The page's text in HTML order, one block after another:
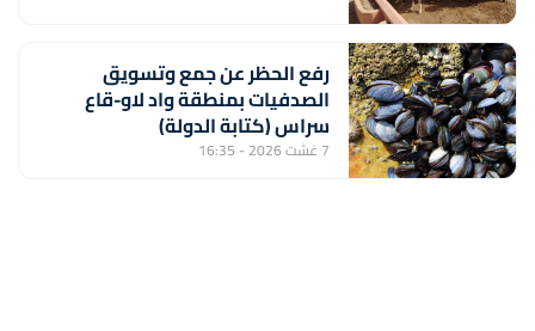
رفع الحظر عن جمع وتسويق
الصدفيات بمنطقة واد لاو-قاع
سراس (كتابة الدولة)
7 غشت 2026 - 16:35